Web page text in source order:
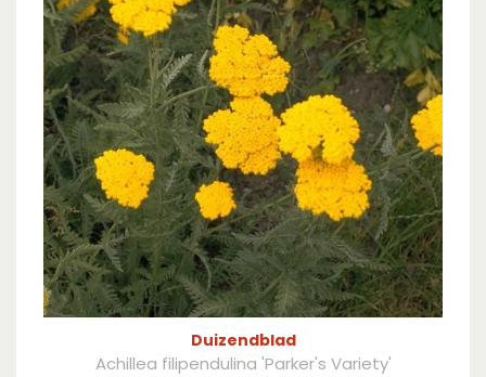
Duizendblad
Achillea filipendulina 'Parker's Variety'